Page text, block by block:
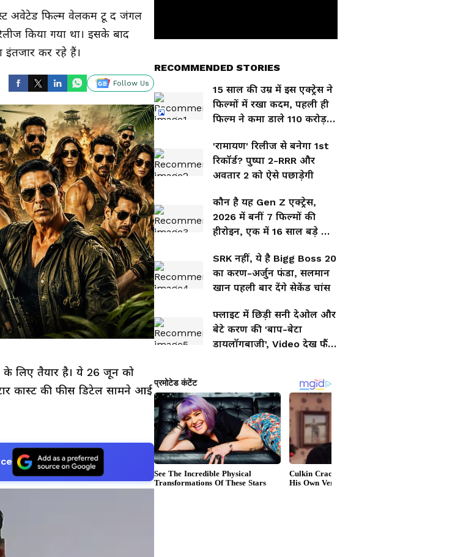
अवेटेड फिल्म वेलकम टू द जंगल
किया गया था। इसके बाद
इंतजार कर रहे हैं।
Follow Us
लिए तैयार है। ये 26 जून को
कास्ट की फीस डिटेल सामने आई
RECOMMENDED STORIES
15 साल की उम्र में इस एक्ट्रेस ने
फिल्मों में रखा कदम, पहली ही
फिल्म ने कमा डाले 110 करोड़
'रामायण' रिलीज से बनेगा 1st
रिकॉर्ड? पुष्पा 2-RRR और
अवतार 2 को ऐसे पछाड़ेगी
कौन है यह Gen Z एक्ट्रेस,
2026 में बनीं 7 फिल्मों की
हीरोइन, एक में 16 साल बड़े हीरो
SRK नहीं, ये है Bigg Boss 20
का करण-अर्जुन फंडा, सलमान
खान पहली बार देंगे सेकेंड चांस
फ्लाइट में छिड़ी सनी देओल और
बेटे करण की 'बाप-बेटा
डायलॉगबाजी', Video देख फैंस